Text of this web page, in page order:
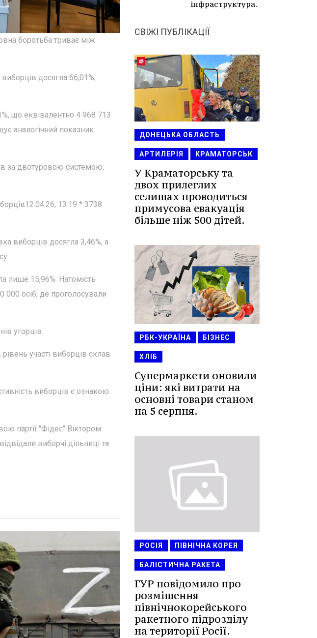
боротьба триває між
досягла 66,01%,
що еквівалентно 4 968 713
аналогічний показник
за двотуровою системою,
13:19 * 3738
виборців досягла 3,46%, а
лише 15,96%. Натомість
000 осіб, де проголосували
угорців.
участі виборців склав
виборців є ознакою
партії "Фідес" Віктором
виборчі дільниці та
інфраструктура.
СВІЖІ ПУБЛІКАЦІЇ
ДОНЕЦЬКА ОБЛАСТЬ
АРТИЛЕРІЯ КРАМАТОРСЬК
У Краматорську та
двох прилеглих
селищах проводиться
примусова евакуація
більше ніж 500 дітей.
РБК-УКРАЇНА БІЗНЕС
ХЛІБ
Супермаркети оновили
ціни: які витрати на
основні товари станом
на 5 серпня.
РОСІЯ ПІВНІЧНА КОРЕЯ
БАЛІСТИЧНА РАКЕТА
ГУР повідомило про
розміщення
північнокорейського
ракетного підрозділу
на території Росії.